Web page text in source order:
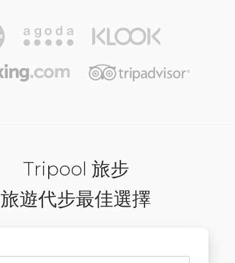
Tripool 旅步
旅遊代步最佳選擇